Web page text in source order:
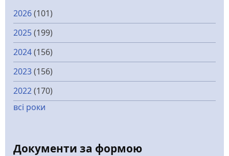
2026(101)
2025(199)
2024(156)
2023(156)
2022(170)
всі роки
Документи за формою